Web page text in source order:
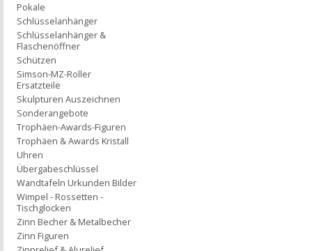
Pokale
Schlüsselanhänger
Schlüsselanhänger &
Flaschenöffner
Schützen
Simson-MZ-Roller
Ersatzteile
Skulpturen Auszeichnen
Sonderangebote
Trophäen-Awards-Figuren
Trophäen & Awards Kristall
Uhren
Übergabeschlüssel
Wandtafeln Urkunden Bilder
Wimpel - Rossetten -
Tischglocken
Zinn Becher & Metalbecher
Zinn Figuren